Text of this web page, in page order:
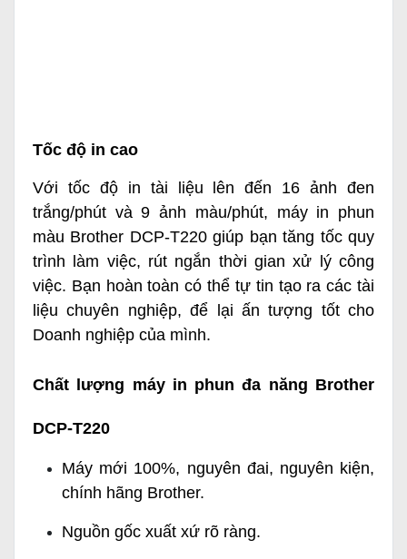
Tốc độ in cao
Với tốc độ in tài liệu lên đến 16 ảnh đen
trắng/phút và 9 ảnh màu/phút, máy in phun
màu Brother DCP-T220giúp bạn tăng tốc quy
trình làm việc, rút ngắn thời gian xử lý công
việc. Bạn hoàn toàn có thể tự tin tạo ra các tài
liệu chuyên nghiệp, để lại ấn tượng tốt cho
Doanh nghiệp của mình.
Chất lượng máy in phun đa năng Brother
DCP-T220
Máy mới 100%, nguyên đai, nguyên kiện,
chính hãng Brother.
Nguồn gốc xuất xứ rõ ràng.